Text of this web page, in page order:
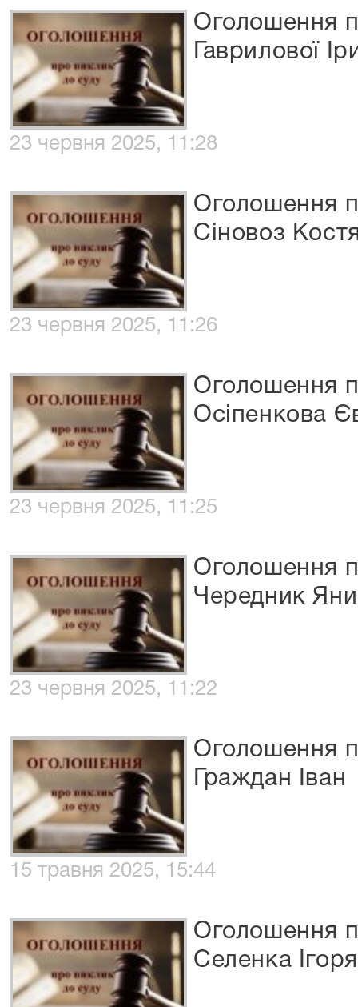
Оголошення
Гаврилової
23 червня 2025, 11:28
Оголошення
Сіновоз
23 червня 2025, 11:26
Оголошення
Осіпенкова
23 червня 2025, 11:25
Оголошення
Чередник Яни
23 червня 2025, 11:22
Оголошення
Граждан Іван
15 травня 2025, 15:44
Оголошення
Селенка